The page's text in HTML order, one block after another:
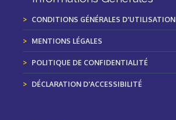
CONDITIONS GÉNÉRALES D'UTILISATION
MENTIONS LÉGALES
POLITIQUE DE CONFIDENTIALITÉ
DÉCLARATION D'ACCESSIBILITÉ